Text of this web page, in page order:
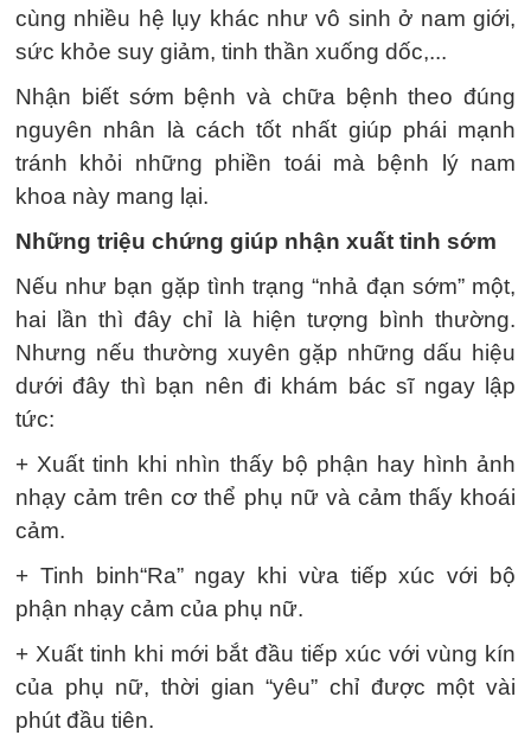
cùng nhiều hệ lụy khác như vô sinh ở nam giới,
sức khỏe suy giảm, tinh thần xuống dốc,...
Nhận biết sớm bệnh và chữa bệnh theo đúng
nguyên nhân là cách tốt nhất giúp phái mạnh
tránh khỏi những phiền toái mà bệnh lý nam
khoa này mang lại.
Những triệu chứng giúp nhận xuất tinh sớm
Nếu như bạn gặp tình trạng “nhả đạn sớm” một,
hai lần thì đây chỉ là hiện tượng bình thường.
Nhưng nếu thường xuyên gặp những dấu hiệu
dưới đây thì bạn nên đi khám bác sĩ ngay lập
tức:
+ Xuất tinh khi nhìn thấy bộ phận hay hình ảnh
nhạy cảm trên cơ thể phụ nữ và cảm thấy khoái
cảm.
+ Tinh binh“Ra” ngay khi vừa tiếp xúc với bộ
phận nhạy cảm của phụ nữ.
+ Xuất tinh khi mới bắt đầu tiếp xúc với vùng kín
của phụ nữ, thời gian “yêu” chỉ được một vài
phút đầu tiên.